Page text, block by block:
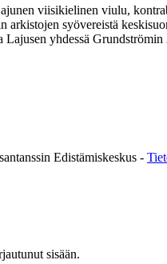
viisikielinen viulu,
arkistojen syövereistä
Lajusen yhdessä
Edistämiskeskus -
sisään.